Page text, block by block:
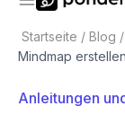
Startseite / Blog /
Mindmap
Anleitungen